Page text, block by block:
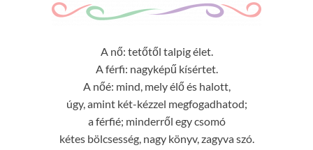
A nő: tetőtől talpig élet.
A férfi: nagyképű kísértet.
A nőé: mind, mely élő és halott,
úgy, amint két-kézzel megfogadhatod;
a férfié; minderről egy csomó
kétes bölcsesség, nagy könyv, zagyva szó.